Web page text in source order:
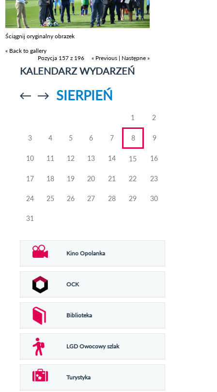
Ściągnij oryginalny obrazek
« Back to gallery
Pozycja 157 z 196
« Previous | Następne »
KALENDARZ WYDARZEŃ
Przejdź doPrzejdź do
SIERPIEŃ
1 2
3 4 5 6 7 8 9
10 11 12 13 14 15 16
17 18 19 20 21 22 23
24 25 26 27 28 29 30
31
Kino Opolanka
OCK
Biblioteka
LGD Owocowy szlak
Turystyka